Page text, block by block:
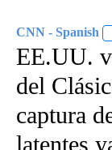
CNN - Spanish
EE.UU.
del
captura
latentes